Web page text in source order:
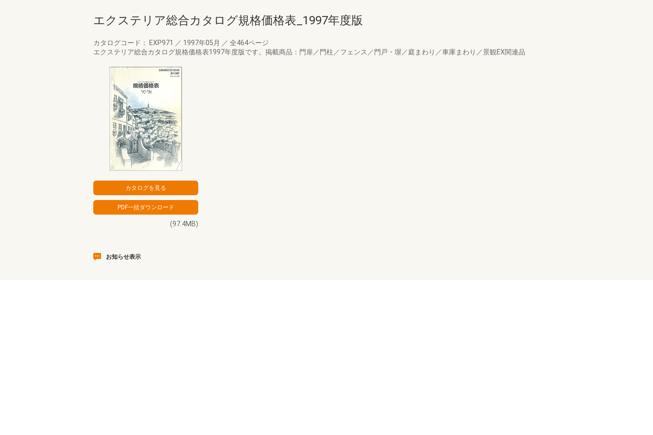
エクステリア総合カタログ規格価格表_1997年度版
カタログコード： EXP971 ／ 1997年05月 ／ 全464ページ
エクステリア総合カタログ規格価格表1997年度版です。掲載商品：門扉／門柱／フェンス／門戸・塀／庭まわり／車庫まわり／景観EX関連品
(97.4MB)
お知らせ表示